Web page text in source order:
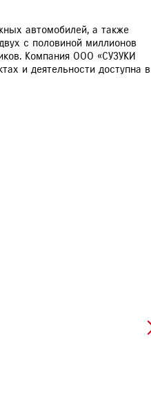
автомобилей, а также
с половиной миллионов
Компания ООО «СУЗУКИ
и деятельности доступна в